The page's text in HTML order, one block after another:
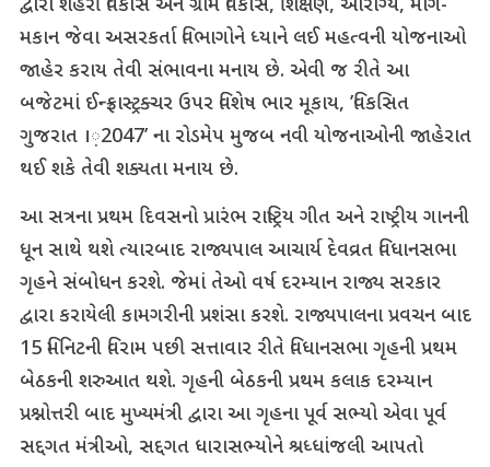
દ્વારા શહેરી વિકાસ અને ગ્રામ વિકાસ, શિક્ષણ, આરોગ્ય, માર્ગ-
મકાન જેવા અસરકર્તા વિભાગોને ધ્યાને લઈ મહત્વની યોજનાઓ
જાહેર કરાય તેવી સંભાવના મનાય છે. એવી જ રીતે આ
બજેટમાં ઈન્ફ્રાસ્ટ્રક્ચર ઉપર વિશેષ ભાર મૂકાય, ’વિકસિત
ગુજરાત ।઼2047’ ના રોડમેપ મુજબ નવી યોજનાઓની જાહેરાત
થઈ શકે તેવી શક્યતા મનાય છે.
આ સત્રના પ્રથમ દિવસનો પ્રારંભ રાષ્ટ્રિય ગીત અને રાષ્ટ્રીય ગાનની
ધૂન સાથે થશે ત્યારબાદ રાજ્યપાલ આચાર્ય દેવવ્રત વિધાનસભા
ગૃહને સંબોધન કરશે. જેમાં તેઓ વર્ષ દરમ્યાન રાજ્ય સરકાર
દ્વારા કરાયેલી કામગરીની પ્રશંસા કરશે. રાજ્યપાલના પ્રવચન બાદ
15 મિનિટની વિરામ પછી સત્તાવાર રીતે વિધાનસભા ગૃહની પ્રથમ
બેઠકની શરુઆત થશે. ગૃહની બેઠકની પ્રથમ કલાક દરમ્યાન
પ્રશ્નોત્તરી બાદ મુખ્યમંત્રી દ્વારા આ ગૃહના પૂર્વ સભ્યો એવા પૂર્વ
સદ્દગત મંત્રીઓ, સદ્દગત ધારાસભ્યોને શ્રધ્ધાંજલી આપતો